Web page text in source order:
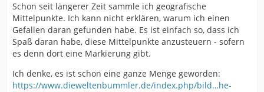
Schon seit längerer Zeit sammle ich geografische
Mittelpunkte. Ich kann nicht erklären, warum ich einen
Gefallen daran gefunden habe. Es ist einfach so, dass ich
Spaß daran habe, diese Mittelpunkte anzusteuern - sofern
es denn dort eine Markierung gibt.
Ich denke, es ist schon eine ganze Menge geworden:
https://www.dieweltenbummler.de/index.php/bild…he-